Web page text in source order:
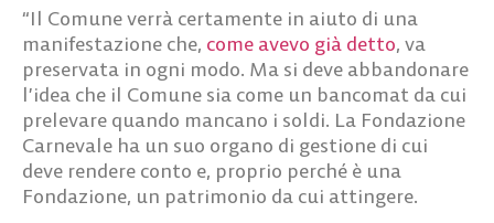
“Il Comune verrà certamente in aiuto di una
manifestazione che, come avevo già detto, va
preservata in ogni modo. Ma si deve abbandonare
l’idea che il Comune sia come un bancomat da cui
prelevare quando mancano i soldi. La Fondazione
Carnevale ha un suo organo di gestione di cui
deve rendere conto e, proprio perché è una
Fondazione, un patrimonio da cui attingere.